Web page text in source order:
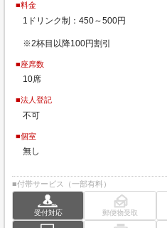
■料金
1ドリンク制：450～500円
※2杯目以降100円割引
■座席数
10席
■法人登記
不可
■個室
無し
■付帯サービス（一部有料）
受付対応 郵便物受取